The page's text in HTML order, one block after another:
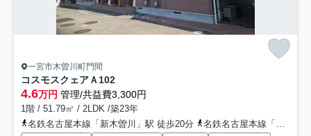
一宮市木曽川町門間
コスモスクェアＡ102
4.6万円 管理/共益費3,300円
1階 / 51.79㎡ / 2LDK /築23年
名鉄名古屋本線「新木曽川」駅 徒歩20分
名鉄名古屋本線「石刀」駅 徒歩24分